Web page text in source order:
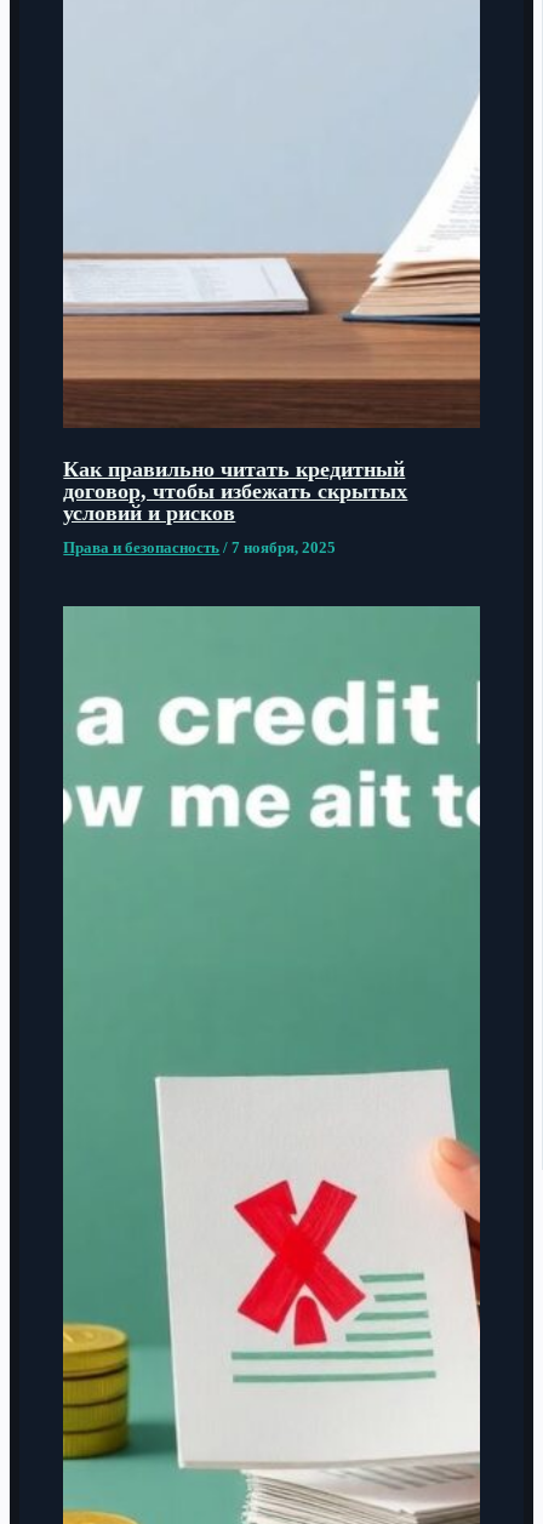
Как правильно читать кредитный
договор, чтобы избежать скрытых
условий и рисков
Права и безопасность /7 ноября, 2025